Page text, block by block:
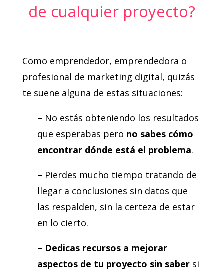
de cualquier proyecto?
Como emprendedor, emprendedora o
profesional de marketing digital, quizás
te suene alguna de estas situaciones:
– No estás obteniendo los resultados
que esperabas pero no sabes cómo
encontrar dónde está el problema.
– Pierdes mucho tiempo tratando de
llegar a conclusiones sin datos que
las respalden, sin la certeza de estar
en lo cierto.
– Dedicas recursos a mejorar
aspectos de tu proyecto sin sabersi